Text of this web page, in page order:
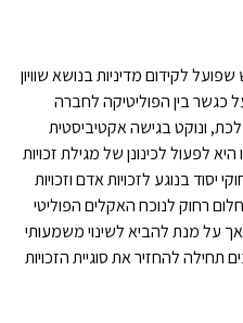
לקידום מדיניות בנושא שוויון
כגשר בין הפוליטיקה לחברה
ונוקט בגישה אקטיביסטית
לפעול לכינונן של מגילת זכויות
יסוד בנוגע לזכויות אדם וזכויות
רחוק לנוכח האקלים הפוליטי
על מנת להביא לשינוי משמעותי
תחילה להחזיר את סוגיית הזכויות